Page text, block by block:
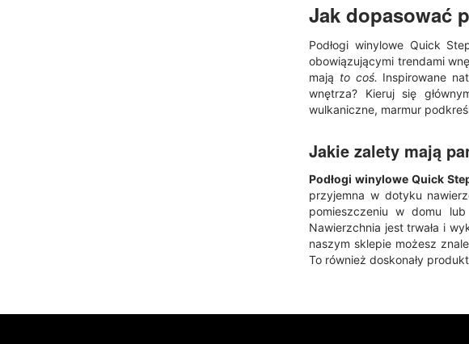
Jak dopasować
Podłogi winylowe Quick
obowiązującymi trendami
mają to coś. Inspirowane
wnętrza? Kieruj się
wulkaniczne, marmur
Jakie zalety mają
Podłogi winylowe Quick
przyjemna w dotyku
pomieszczeniu w domu
Nawierzchnia jest trwała i
naszym sklepie możesz
To również doskonały